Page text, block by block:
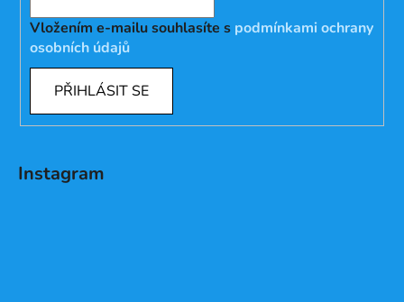
Vložením e-mailu souhlasíte s podmínkami ochrany
osobních údajů
PŘIHLÁSIT SE
Instagram